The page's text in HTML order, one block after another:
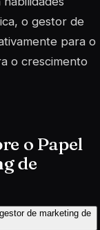
o gestor de
para o
o crescimento
o Papel
de
de marketing de